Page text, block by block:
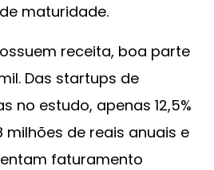
maturidade.
receita, boa parte
Das startups de
no estudo, apenas 12,5%
milhões de reais anuais e
faturamento